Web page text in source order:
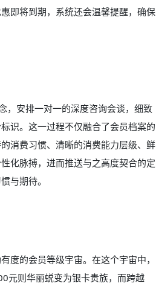
即将到期，系统还会温馨提醒，确保
，安排一对一的深度咨询会谈，细致
识。这一过程不仅融合了会员档案的
消费习惯、清晰的消费能力层级、鲜
化脉搏，进而推送与之高度契合的定
与期待。
度的会员等级宇宙。在这个宇宙中，
元则华丽蜕变为银卡贵族，而跨越